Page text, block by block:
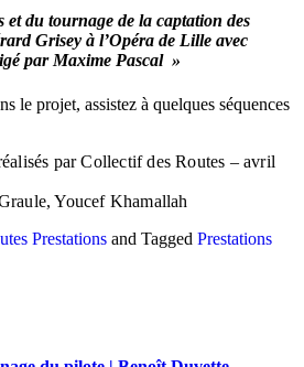
et du tournage de la captation des
Grisey à l’Opéra de Lille avec
par Maxime Pascal »
le projet, assistez à quelques séquences
par Collectif des Routes – avril
Youcef Khamallah
Prestations and Tagged Prestations